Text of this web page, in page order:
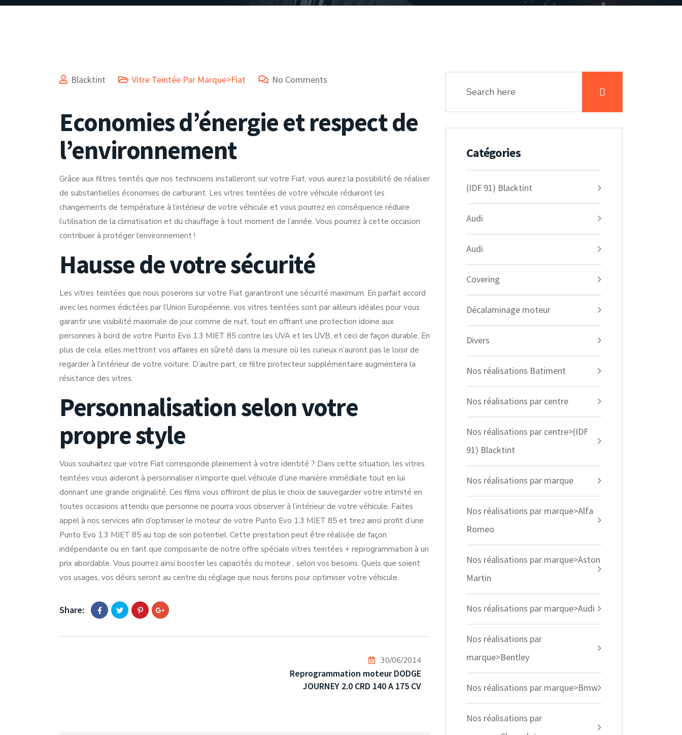
Blacktint Vitre Teintée Par Marque>Fiat No Comments
Economies d’énergie et respect de
l’environnement
Grâce aux filtres teintés que nos techniciens installeront sur votre Fiat, vous aurez la possibilité de réaliser
de substantielles économies de carburant. Les vitres teintées de votre véhicule réduiront les
changements de température à l’intérieur de votre véhicule et vous pourrez en conséquence réduire
l’utilisation de la climatisation et du chauffage à tout moment de l’année. Vous pourrez à cette occasion
contribuer à protéger l’environnement !
Hausse de votre sécurité
Les vitres teintées que nous poserons sur votre Fiat garantiront une sécurité maximum. En parfait accord
avec les normes édictées par l’Union Européenne, vos vitres teintées sont par ailleurs idéales pour vous
garantir une visibilité maximale de jour comme de nuit, tout en offrant une protection idoine aux
personnes à bord de votre Punto Evo 1.3 MJET 85 contre les UVA et les UVB, et ceci de façon durable. En
plus de cela, elles mettront vos affaires en sûreté dans la mesure où les curieux n’auront pas le loisir de
regarder à l’intérieur de votre voiture. D’autre part, ce filtre protecteur supplémentaire augmentera la
résistance des vitres.
Personnalisation selon votre
propre style
Vous souhaitez que votre Fiat corresponde pleinement à votre identité ? Dans cette situation, les vitres
teintées vous aideront à personnaliser n’importe quel véhicule d’une manière immédiate tout en lui
donnant une grande originalité. Ces films vous offriront de plus le choix de sauvegarder votre intimité en
toutes occasions attendu que personne ne pourra vous observer à l’intérieur de votre véhicule. Faites
appel à nos services afin d’optimiser le moteur de votre Punto Evo 1.3 MJET 85 et tirez ainsi profit d’une
Punto Evo 1.3 MJET 85 au top de son potentiel. Cette prestation peut être réalisée de façon
indépendante ou en tant que composante de notre offre spéciale vitres teintées + reprogrammation à un
prix abordable. Vous pourrez ainsi booster les capacités du moteur , selon vos besoins. Quels que soient
vos usages, vos désirs seront au centre du réglage que nous ferons pour optimiser votre véhicule.
Share:
30/06/2014
Reprogrammation moteur DODGE
JOURNEY 2.0 CRD 140 A 175 CV
Catégories
(IDF 91) Blacktint
Audi
Audi
Covering
Décalaminage moteur
Divers
Nos réalisations Batiment
Nos réalisations par centre
Nos réalisations par centre>(IDF
91) Blacktint
Nos réalisations par marque
Nos réalisations par marque>Alfa
Romeo
Nos réalisations par marque>Aston
Martin
Nos réalisations par marque>Audi
Nos réalisations par
marque>Bentley
Nos réalisations par marque>Bmw
Nos réalisations par